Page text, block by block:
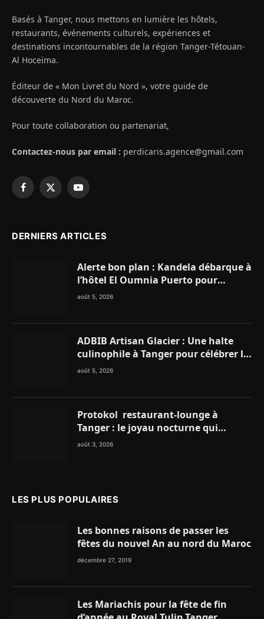
Basés à Tanger, nous mettons en lumière les hôtels,
restaurants, événements culturels, expériences et
destinations incontournables de la région Tanger-Tétouan-
Al Hoceïma.
Éditeur de « Mon Livret du Nord », votre guide de
découverte du Nord du Maroc.
Pour toute collaboration ou partenariat,
Contactez-nous par email : perdicaris.agence@gmail.com
Facebook
X
YouTube
DERNIERS ARTICLES
Alerte bon plan : Kandela débarque à
l’hôtel El Oumnia Puerto pour
enflammer le Chiringuito Malibu
août 5, 2026
ADBIB Artisan Glacier : Une halte
culinophile à Tanger pour célébrer la
glace traditionnelle aux matières
août 5, 2026
Protokol restaurant-lounge à
Tanger : le joyau nocturne qui
réinvente vos soirées
août 3, 2026
LES PLUS POPULAIRES
Les bonnes raisons de passer les
fêtes du nouvel An au nord du Maroc
décembre 27, 2019
Les Mariachis pour la fête de fin